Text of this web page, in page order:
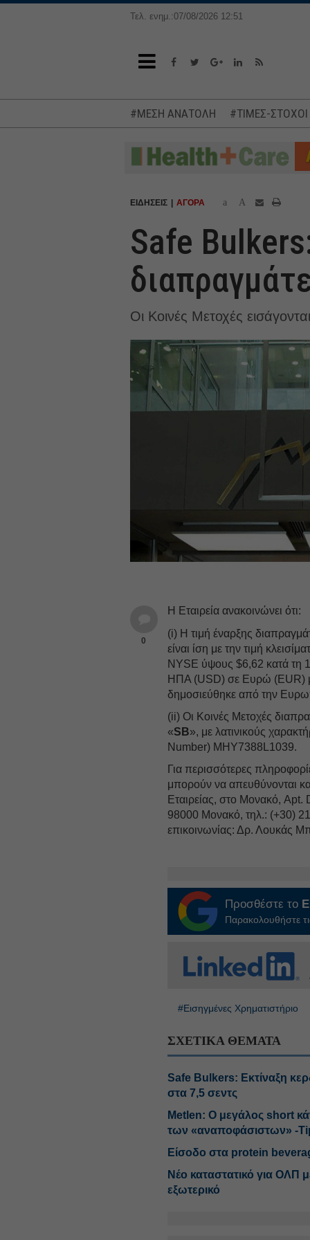
Τελ. ενημ.:07/08/2026 12:51
#ΜΕΣΗ ΑΝΑΤΟΛΗ #ΤΙΜΕΣ-
ΕΙΔΗΣΕΙΣ ΑΓΟΡΑ a A
Safe
Οι Κοινές Μετοχές
0
Η Εταιρεία ανακοινώνει ότι:
(i) Η τιμή έναρξης
είναι ίση με την τιμή
NYSE ύψους $6,62 κατά τη
ΗΠΑ (USD) σε Ευρώ (EUR)
δημοσιεύθηκε από την
(ii) Οι Κοινές Μετοχές
«SB», με λατινικούς
Number) MHY7388L1039.
Για περισσότερες
μπορούν να απευθύνονται
Εταιρείας, στο Μονακό,
98000 Μονακό, τηλ.: (+30)
επικοινωνίας: Δρ. Λουκάς
Προσθέστε το
Παρακολουθήστε
#Εισηγμένες Χρηματιστήριο
ΣΧΕΤΙΚΑ ΘΕΜΑΤΑ
Safe Bulkers: Εκτίναξη
στα 7,5 σεντς
Metlen: Ο μεγάλος short
των «αναποφάσιστων» -
Είσοδο στα protein
Νέο καταστατικό για ΟΛΠ
εξωτερικό